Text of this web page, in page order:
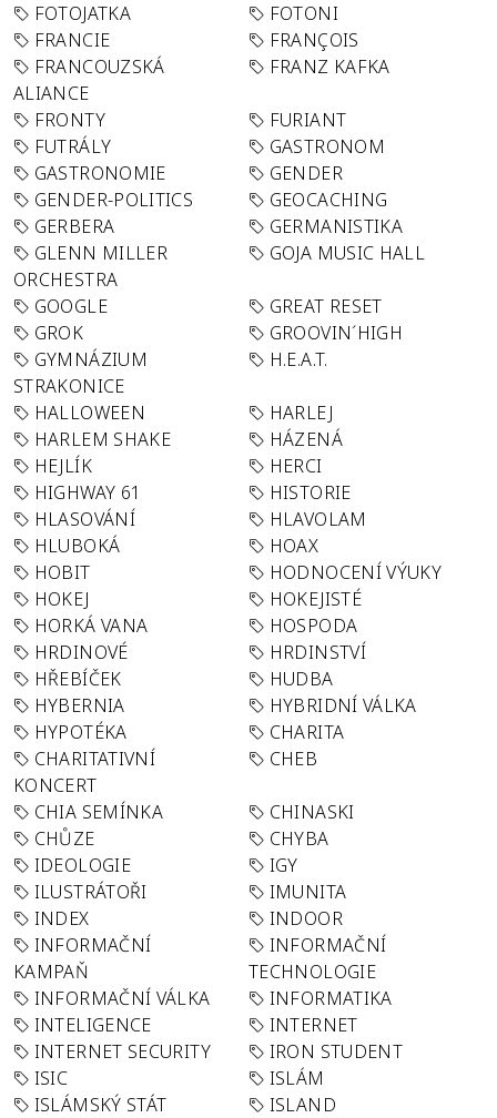
FOTOJATKA
FOTONI
FRANCIE
FRANÇOIS
FRANCOUZSKÁ
ALIANCE
FRANZ KAFKA
FRONTY
FURIANT
FUTRÁLY
GASTRONOM
GASTRONOMIE
GENDER
GENDER-POLITICS
GEOCACHING
GERBERA
GERMANISTIKA
GLENN MILLER
ORCHESTRA
GOJA MUSIC HALL
GOOGLE
GREAT RESET
GROK
GROOVIN´HIGH
GYMNÁZIUM
STRAKONICE
H.E.A.T.
HALLOWEEN
HARLEJ
HARLEM SHAKE
HÁZENÁ
HEJLÍK
HERCI
HIGHWAY 61
HISTORIE
HLASOVÁNÍ
HLAVOLAM
HLUBOKÁ
HOAX
HOBIT
HODNOCENÍ VÝUKY
HOKEJ
HOKEJISTÉ
HORKÁ VANA
HOSPODA
HRDINOVÉ
HRDINSTVÍ
HŘEBÍČEK
HUDBA
HYBERNIA
HYBRIDNÍ VÁLKA
HYPOTÉKA
CHARITA
CHARITATIVNÍ
KONCERT
CHEB
CHIA SEMÍNKA
CHINASKI
CHŮZE
CHYBA
IDEOLOGIE
IGY
ILUSTRÁTOŘI
IMUNITA
INDEX
INDOOR
INFORMAČNÍ
KAMPAŇ
INFORMAČNÍ
TECHNOLOGIE
INFORMAČNÍ VÁLKA
INFORMATIKA
INTELIGENCE
INTERNET
INTERNET SECURITY
IRON STUDENT
ISIC
ISLÁM
ISLÁMSKÝ STÁT
ISLAND